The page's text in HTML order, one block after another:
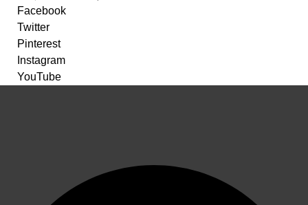
Facebook
Twitter
Pinterest
Instagram
YouTube